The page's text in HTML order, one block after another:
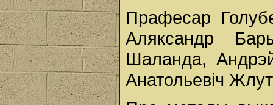
Прафесар
Аляксандр
Шаланда,
Анатольевіч